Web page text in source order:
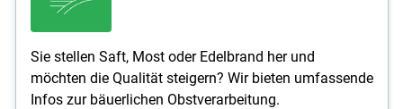
Sie stellen Saft, Most oder Edelbrand her und
möchten die Qualität steigern? Wir bieten umfassende
Infos zur bäuerlichen Obstverarbeitung.